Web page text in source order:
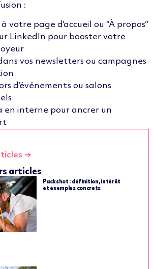
:
votre page d’accueil ou “À propos”
LinkedIn pour booster votre
vos newsletters ou campagnes
d’événements ou salons
en interne pour ancrer un
➔
articles
Packshot : définition, intérêt
et exemples concrets